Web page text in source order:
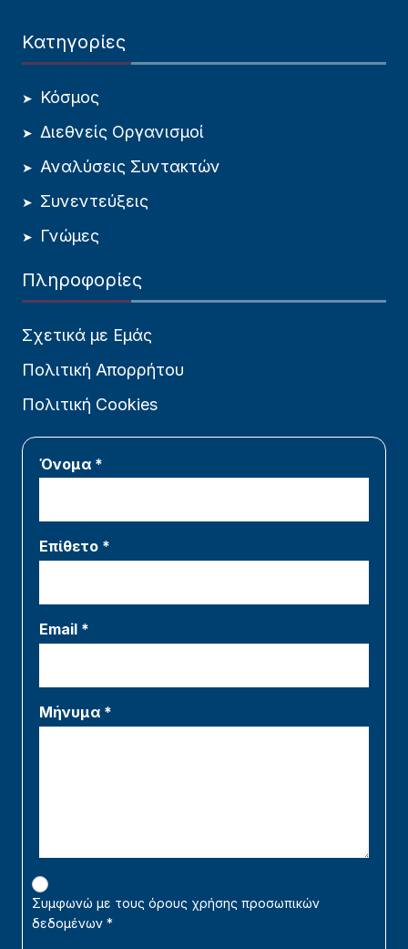
Κατηγορίες
Κόσμος
Διεθνείς Οργανισμοί
Αναλύσεις Συντακτών
Συνεντεύξεις
Γνώμες
Πληροφορίες
Σχετικά με Εμάς
Πολιτική Απορρήτου
Πολιτική Cookies
Όνομα *
Επίθετο *
Email *
Μήνυμα *
Συμφωνώ με τους όρους χρήσης προσωπικών
δεδομένων *